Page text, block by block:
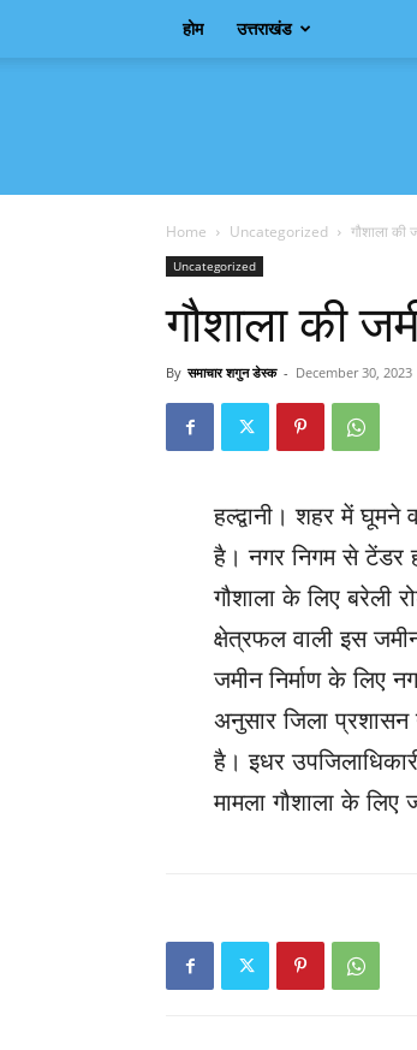
होम उत्तराखंड
Home Uncategorized गौशाला की
Uncategorized
गौशाला की
By समाचार शगुन डेस्क - December 30, 2023
हल्द्वानी। शहर में घूमने
है। नगर निगम से टेंडर
गौशाला के लिए बरेली
क्षेत्रफल वाली इस
जमीन निर्माण के लिए
अनुसार जिला प्रशासन
है। इधर
मामला गौशाला के लिए